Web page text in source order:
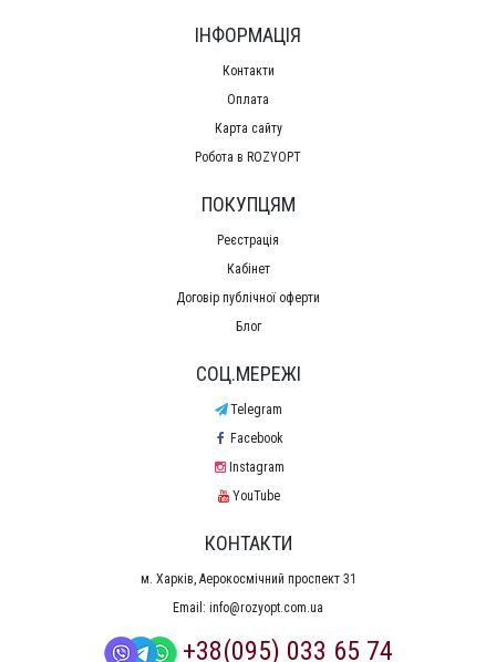
ІНФОРМАЦІЯ
Контакти
Оплата
Карта сайту
Робота в ROZYOPT
ПОКУПЦЯМ
Реєстрація
Кабінет
Договір публічної оферти
Блог
СОЦ.МЕРЕЖІ
Telegram
Facebook
Instagram
YouTube
КОНТАКТИ
м. Харків, Аерокосмічний проспект 31
Email: info@rozyopt.com.ua
+38(095) 033 65 74